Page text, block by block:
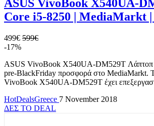
ASUS VivoBook X540UA-
Core i5-8250 | MediaMarkt |
499€ 599€
-17%
ASUS VivoBook X540UA-DM529T
pre-BlackFriday προσφορά στο MediaMarkt.
VivoBook X540UA-DM529T έχει
HotDealsGreece 7 November 2018
ΔΕΣ ΤΟ DEAL